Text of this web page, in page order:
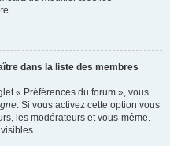
dans la liste des membres
« Préférences du forum », vous
. Si vous activez cette option vous
les modérateurs et vous-même.